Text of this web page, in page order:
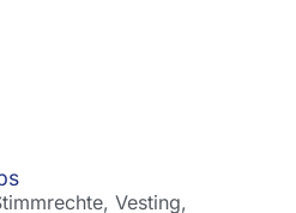
Vesting,